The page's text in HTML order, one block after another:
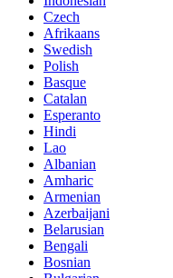
Czech
Afrikaans
Swedish
Polish
Basque
Catalan
Esperanto
Hindi
Lao
Albanian
Amharic
Armenian
Azerbaijani
Belarusian
Bengali
Bosnian